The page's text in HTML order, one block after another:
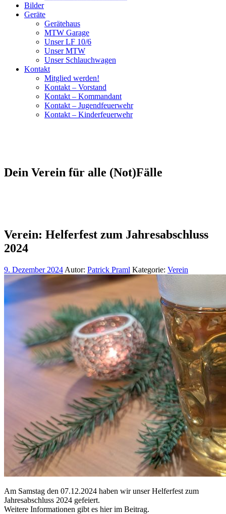
Bilder
Geräte
Gerätehaus
MTW Garage
Unser LF 10/6
Unser MTW
Unser Schlauchwagen
Kontakt
Mitglied werden!
Kontakt – Vorstand
Kontakt – Kommandant
Kontakt – Jugendfeuerwehr
Kontakt – Kinderfeuerwehr
Dein Verein für alle (Not)Fälle
Verein: Helferfest zum Jahresabschluss
2024
9. Dezember 2024 Autor: Patrick Praml Kategorie: Verein
Am Samstag den 07.12.2024 haben wir unser Helferfest zum
Jahresabschluss 2024 gefeiert.
Weitere Informationen gibt es hier im Beitrag.